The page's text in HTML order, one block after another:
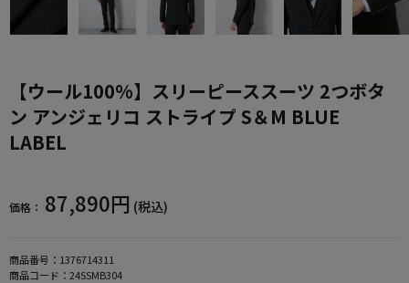
【ウール100%】スリーピーススーツ 2つボタ
ン アンジェリコ ストライプ S＆M BLUE
LABEL
価格： 87,890円 (税込)
商品番号： 1376714311
商品コード： 24SSMB304